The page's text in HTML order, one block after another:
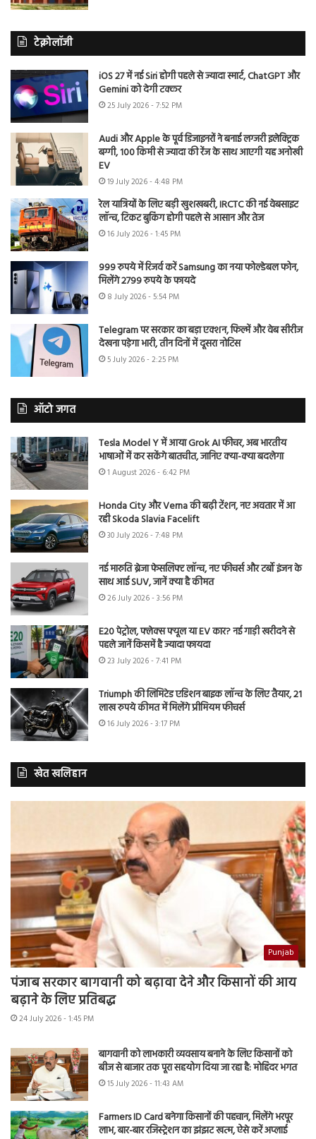
टेक्नोलॉजी
iOS 27 में नई Siri होगी पहले से ज्यादा स्मार्ट, ChatGPT और
Gemini को देगी टक्कर
25 July 2026 - 7:52 PM
Audi और Apple के पूर्व डिजाइनरों ने बनाई लग्जरी इलेक्ट्रिक
बग्गी, 100 किमी से ज्यादा की रेंज के साथ आएगी यह अनोखी
EV
19 July 2026 - 4:48 PM
रेल यात्रियों के लिए बड़ी खुशखबरी, IRCTC की नई वेबसाइट
लॉन्च, टिकट बुकिंग होगी पहले से आसान और तेज
16 July 2026 - 1:45 PM
999 रुपये में रिजर्व करें Samsung का नया फोल्डेबल फोन,
मिलेंगे 2799 रुपये के फायदे
8 July 2026 - 5:54 PM
Telegram पर सरकार का बड़ा एक्शन, फिल्में और वेब सीरीज
देखना पड़ेगा भारी, तीन दिनों में दूसरा नोटिस
5 July 2026 - 2:25 PM
ऑटो जगत
Tesla Model Y में आया Grok AI फीचर, अब भारतीय
भाषाओं में कर सकेंगे बातचीत, जानिए क्या-क्या बदलेगा
1 August 2026 - 6:42 PM
Honda City और Verna की बढ़ी टेंशन, नए अवतार में आ
रही Skoda Slavia Facelift
30 July 2026 - 7:48 PM
नई मारुति ब्रेजा फेसलिफ्ट लॉन्च, नए फीचर्स और टर्बो इंजन के
साथ आई SUV, जानें क्या है कीमत
26 July 2026 - 3:56 PM
E20 पेट्रोल, फ्लेक्स फ्यूल या EV कार? नई गाड़ी खरीदने से
पहले जानें किसमें है ज्यादा फायदा
23 July 2026 - 7:41 PM
Triumph की लिमिटेड एडिशन बाइक लॉन्च के लिए तैयार, 21
लाख रुपये कीमत में मिलेंगे प्रीमियम फीचर्स
16 July 2026 - 3:17 PM
खेत खलिहान
Punjab
पंजाब सरकार बागवानी को बढ़ावा देने और किसानों की आय
बढ़ाने के लिए प्रतिबद्ध
24 July 2026 - 1:45 PM
बागवानी को लाभकारी व्यवसाय बनाने के लिए किसानों को
बीज से बाजार तक पूरा सहयोग दिया जा रहा है: मोहिंदर भगत
15 July 2026 - 11:43 AM
Farmers ID Card बनेगा किसानों की पहचान, मिलेंगे भरपूर
लाभ, बार-बार रजिस्ट्रेशन का झंझट खत्म, ऐसे करें अप्लाई